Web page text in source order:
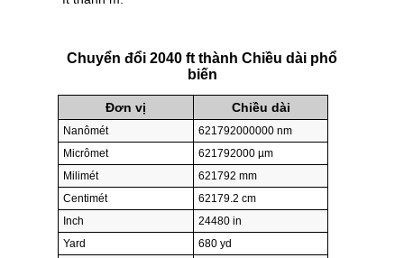
Chuyển đổi 2040 ft thành Chiều dài phổ
biến
Đơn vị Chiều dài
Nanômét
621792000000 nm
Micrômet
621792000 µm
Milimét
621792 mm
Centimét
62179.2 cm
Inch
24480 in
Yard
680 yd